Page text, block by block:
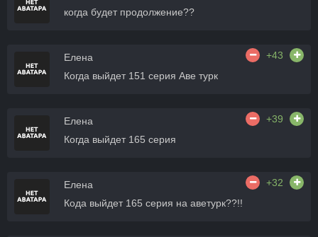
когда будет продолжение??
Елена
+43
Когда выйдет 151 серия Аве турк
Елена
+39
Когда выйдет 165 серия
Елена
+32
Кода выйдет 165 серия на аветурк??!!